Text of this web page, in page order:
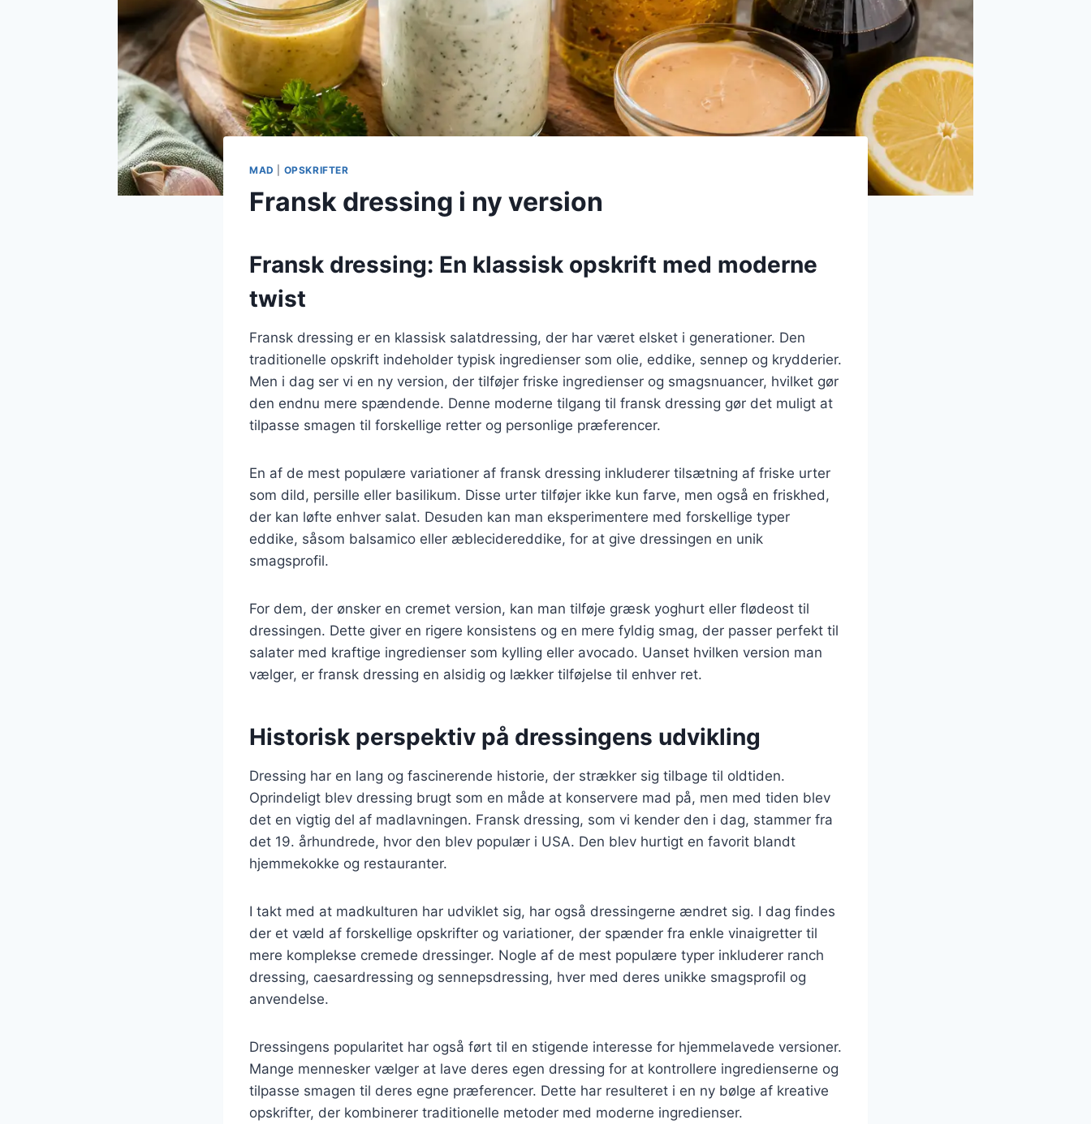
MAD OPSKRIFTER
Fransk dressing i ny version
Fransk dressing: En klassisk opskrift med moderne
twist
Fransk dressing er en klassisk salatdressing, der har været elsket i generationer. Den
traditionelle opskrift indeholder typisk ingredienser som olie, eddike, sennep og krydderier.
Men i dag ser vi en ny version, der tilføjer friske ingredienser og smagsnuancer, hvilket gør
den endnu mere spændende. Denne moderne tilgang til fransk dressing gør det muligt at
tilpasse smagen til forskellige retter og personlige præferencer.
En af de mest populære variationer af fransk dressing inkluderer tilsætning af friske urter
som dild, persille eller basilikum. Disse urter tilføjer ikke kun farve, men også en friskhed,
der kan løfte enhver salat. Desuden kan man eksperimentere med forskellige typer
eddike, såsom balsamico eller æblecidereddike, for at give dressingen en unik
smagsprofil.
For dem, der ønsker en cremet version, kan man tilføje græsk yoghurt eller flødeost til
dressingen. Dette giver en rigere konsistens og en mere fyldig smag, der passer perfekt til
salater med kraftige ingredienser som kylling eller avocado. Uanset hvilken version man
vælger, er fransk dressing en alsidig og lækker tilføjelse til enhver ret.
Historisk perspektiv på dressingens udvikling
Dressing har en lang og fascinerende historie, der strækker sig tilbage til oldtiden.
Oprindeligt blev dressing brugt som en måde at konservere mad på, men med tiden blev
det en vigtig del af madlavningen. Fransk dressing, som vi kender den i dag, stammer fra
det 19. århundrede, hvor den blev populær i USA. Den blev hurtigt en favorit blandt
hjemmekokke og restauranter.
I takt med at madkulturen har udviklet sig, har også dressingerne ændret sig. I dag findes
der et væld af forskellige opskrifter og variationer, der spænder fra enkle vinaigretter til
mere komplekse cremede dressinger. Nogle af de mest populære typer inkluderer ranch
dressing, caesardressing og sennepsdressing, hver med deres unikke smagsprofil og
anvendelse.
Dressingens popularitet har også ført til en stigende interesse for hjemmelavede versioner.
Mange mennesker vælger at lave deres egen dressing for at kontrollere ingredienserne og
tilpasse smagen til deres egne præferencer. Dette har resulteret i en ny bølge af kreative
opskrifter, der kombinerer traditionelle metoder med moderne ingredienser.